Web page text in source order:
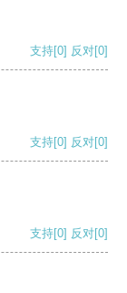
支持[0] 反对[0]
支持[0] 反对[0]
支持[0] 反对[0]